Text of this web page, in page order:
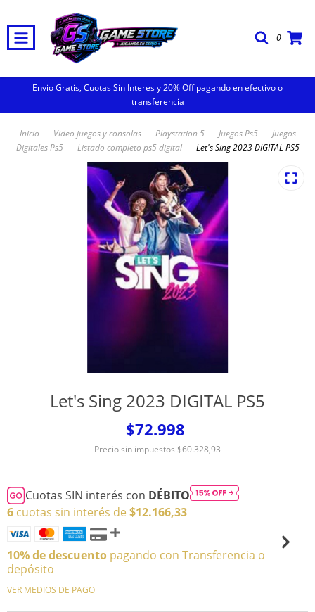
0
Envio Gratis, Cuotas Sin Interes y 20% Off pagando en efectivo o
transferencia
Inicio - Video juegos y consolas - Playstation 5 - Juegos Ps5 - Juegos
Digitales Ps5 - Listado completo ps5 digital - Let's Sing 2023 DIGITAL PS5
Let's Sing 2023 DIGITAL PS5
$72.998
Precio sin impuestos $60.328,93
Cuotas SIN interés con DÉBITO
6 cuotas sin interés de $12.166,33
10% de descuento pagando con Transferencia o
depósito
VER MEDIOS DE PAGO